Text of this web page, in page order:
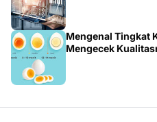
Mengenal Tingkat
Mengecek